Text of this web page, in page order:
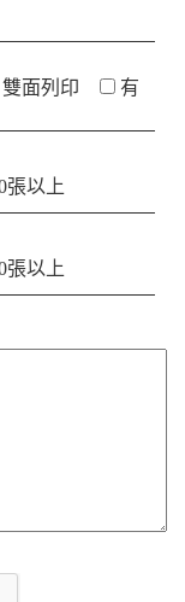
雙面列印
有
張以上
張以上